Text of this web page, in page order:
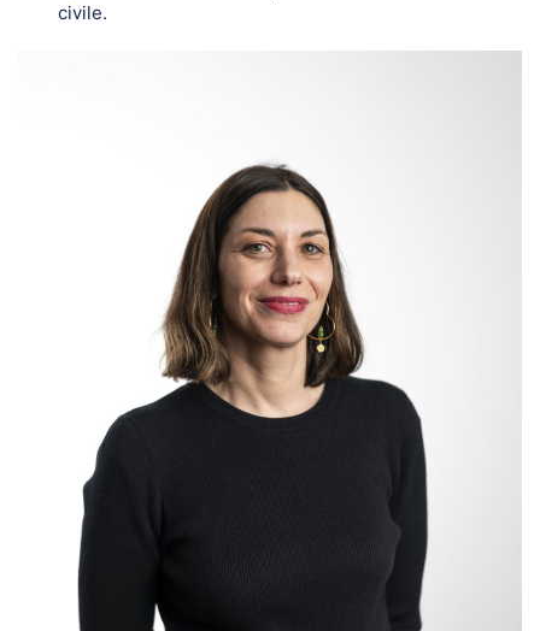
civile.